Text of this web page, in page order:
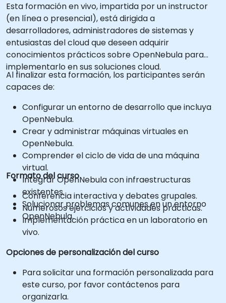
Esta formación en vivo, impartida por un instructor
(en línea o presencial), está dirigida a
desarrolladores, administradores de sistemas y
entusiastas del cloud que deseen adquirir
conocimientos prácticos sobre OpenNebula para
implementarlo en sus soluciones cloud.
Al finalizar esta formación, los participantes serán
capaces de:
Configurar un entorno de desarrollo que incluya
OpenNebula.
Crear y administrar máquinas virtuales en
OpenNebula.
Comprender el ciclo de vida de una máquina
virtual.
Integrar OpenNebula con infraestructuras
existentes.
Solucionar problemas comunes en un entorno
OpenNebula.
Formato del curso
Conferencia interactiva y debates grupales.
Numerosos ejercicios y actividades prácticas.
Implementación práctica en un laboratorio en
vivo.
Opciones de personalización del curso
Para solicitar una formación personalizada para
este curso, por favor contáctenos para
organizarla.